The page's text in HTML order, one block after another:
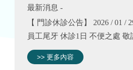
最新消息 -
【 門診休診公告】 2026 / 01 / 29 星期四 因舉辦
員工尾牙 休診1日 不便
>> 更多內容